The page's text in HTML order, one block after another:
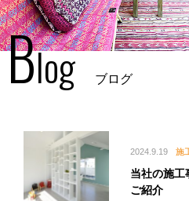
Blog ブログ
2024.9.19 施
当社の施工
ご紹介